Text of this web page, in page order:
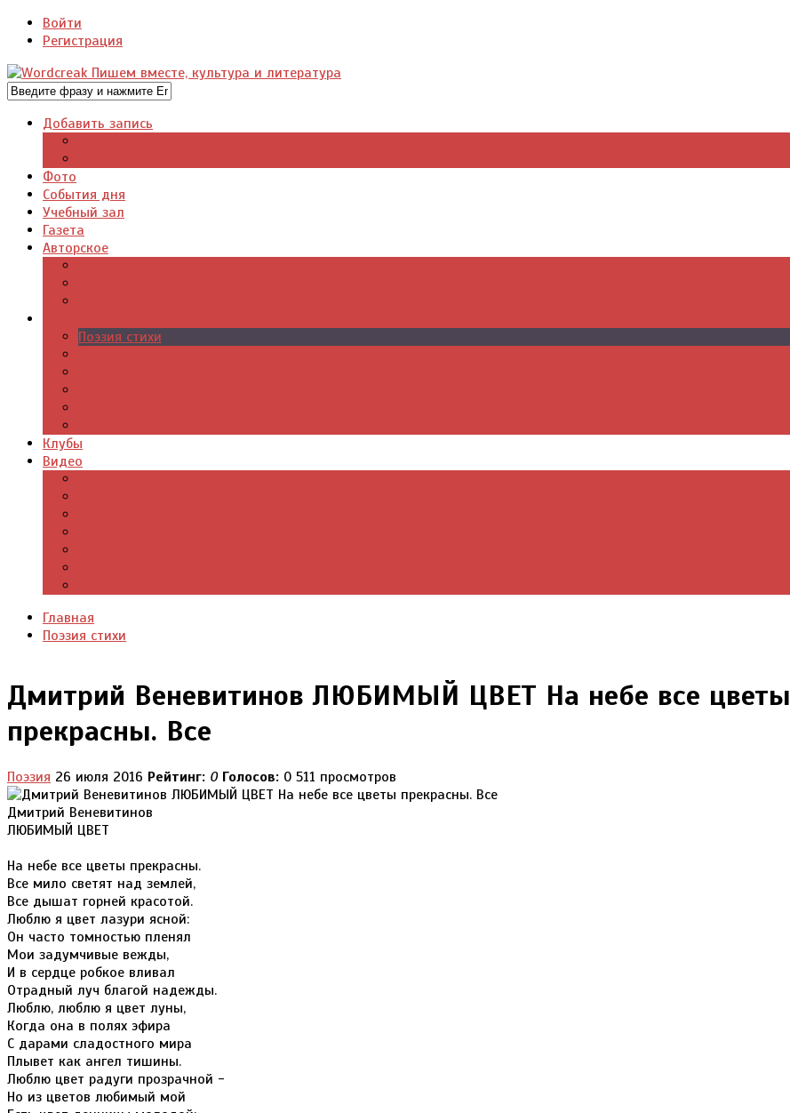
Войти
Регистрация
Добавить запись
Фото
События дня
Учебный зал
Газета
Авторское
Поэзия стихи
Клубы
Видео
Главная
Поэзия стихи
Дмитрий Веневитинов ЛЮБИМЫЙ ЦВЕТ На небе все цветы
прекрасны. Все
Поэзия 26 июля 2016 Рейтинг: 0 Голосов: 0 511 просмотров
Дмитрий Веневитинов
ЛЮБИМЫЙ ЦВЕТ
На небе все цветы прекрасны.
Все мило светят над землей,
Все дышат горней красотой.
Люблю я цвет лазури ясной:
Он часто томностью пленял
Мои задумчивые вежды,
И в сердце робкое вливал
Отрадный луч благой надежды.
Люблю, люблю я цвет луны,
Когда она в полях эфира
С дарами сладостного мира
Плывет как ангел тишины.
Люблю цвет радуги прозрачной -
Но из цветов любимый мой